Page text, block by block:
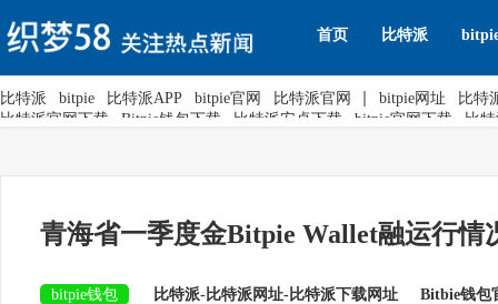
首页 比特派
比特派 bitpie 比特派APP bitpie官网 比特派官网 bitpie网址
比特
比特派官网下载
Bitpie钱包下载 比特派安卓下载 bitpie官网下载 比
青海省一季度金Bitpie Wallet融运行情
bitpie钱包 比特派-比特派网址-比特派下载网址 Bitbie钱包